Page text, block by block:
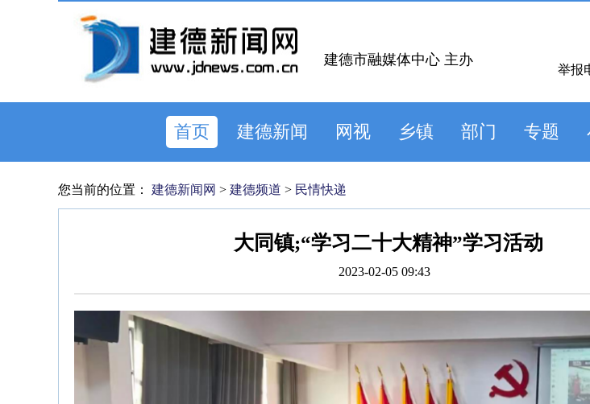
举报
建德市融媒体中心 主办
首页 建德新闻 网视 乡镇 部门 专题
您当前的位置： 建德新闻网 > 建德频道 > 民情快递
大同镇;“学习二十大精神”学习活动
2023-02-05 09:43